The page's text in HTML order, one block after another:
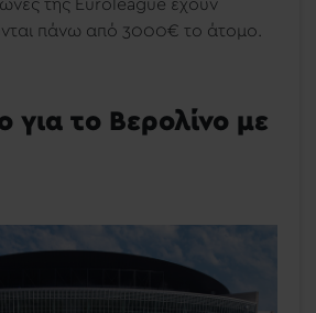
της Euroleague έχουν
πάνω από 3000€ το άτομο.
για το Βερολίνο με